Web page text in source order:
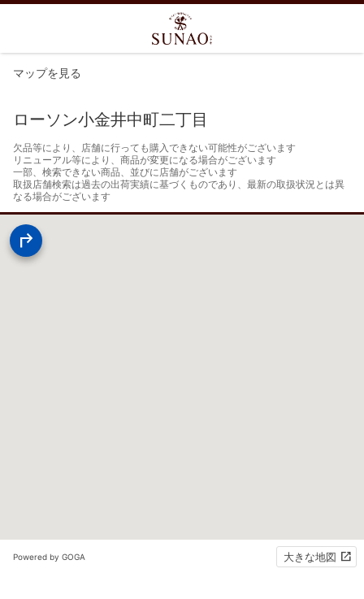
マップを見る
ローソン小金井中町二丁目
欠品等により、店舗に行っても購入できない可能性がございます
リニューアル等により、商品が変更になる場合がございます
一部、検索できない商品、並びに店舗がございます
取扱店舗検索は過去の出荷実績に基づくものであり、最新の取扱状況とは異
なる場合がございます
Powered by GOGA 大きな地図